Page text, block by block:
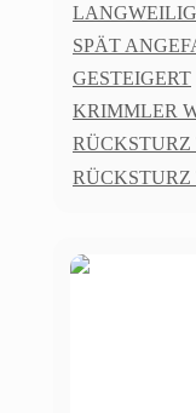
SPÄT
GESTEIGERT
KRIMMLER
RÜCKSTURZ
RÜCKSTURZ